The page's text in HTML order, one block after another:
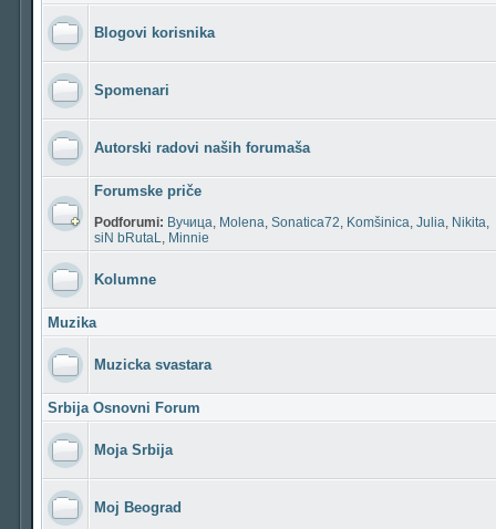
Blogovi korisnika
Spomenari
Autorski radovi naših forumaša
Forumske priče
Podforumi: Вучица, Molena, Sonatica72, Komšinica, Julia, Nikita,
siN bRutaL, Minnie
Kolumne
Muzika
Muzicka svastara
Srbija Osnovni Forum
Moja Srbija
Moj Beograd